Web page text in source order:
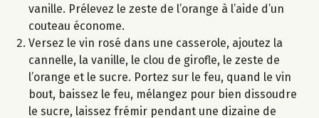
vanille. Prélevez le zeste de l’orange à l’aide d’un
couteau économe.
Versez le vin rosé dans une casserole, ajoutez la
cannelle, la vanille, le clou de girofle, le zeste de
l’orange et le sucre. Portez sur le feu, quand le vin
bout, baissez le feu, mélangez pour bien dissoudre
le sucre, laissez frémir pendant une dizaine de